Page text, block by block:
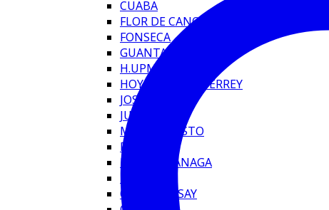
CUABA
FLOR DE CANO
FONSECA
GUANTANAMERA
H.UPMANN
HOYO DE MONTERREY
JOSE PIEDRA
JUAN LOPEZ
MONTECRISTO
PARTAGAS
POR LARRANAGA
PUNCH
QUAI D’ORSAY